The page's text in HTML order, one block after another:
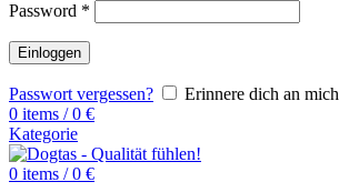
Password *
Einloggen
Passwort vergessen?
Erinnere dich an mich
0 items / 0 €
Kategorie
0 items / 0 €